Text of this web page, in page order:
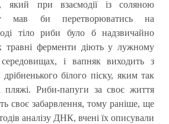
який при взаємодії із соляною
мав би перетворюватись на
тіло риби було б надзвичайно
травні ферменти діють у лужному
і вапняк виходить з
дрібненького білого піску, яким так
пляжі. Риби-папуги за своє життя
своє забарвлення, тому раніше, ще
аналізу ДНК, вчені їх описували